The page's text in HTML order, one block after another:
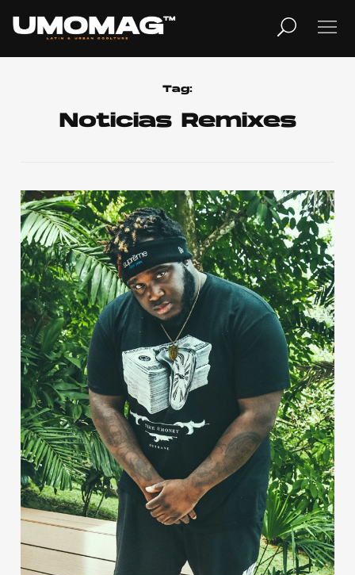
Home
Cover Story
Publicidad
Contacto
Aviso Legal
© 2015-2022 UMOMAG. PROPIEDAD DE UMO agency. TODOS LOS
DERECHOS RESERVADOS.
Tag:
Noticias Remixes